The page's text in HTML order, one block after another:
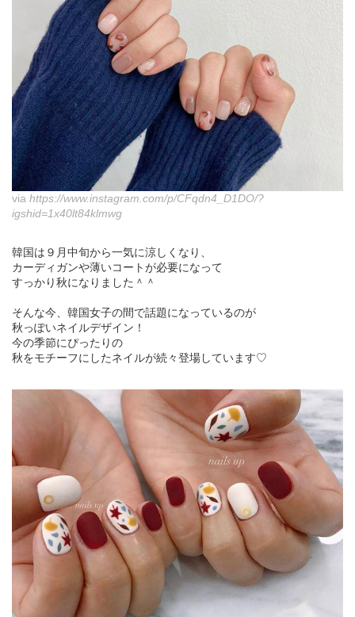
via https://www.instagram.com/p/CFqdn4_D1DO/?
igshid=1x40lt84klmwg
韓国は９月中旬から一気に涼しくなり、
カーディガンや薄いコートが必要になって
すっかり秋になりました＾＾
そんな今、韓国女子の間で話題になっているのが
秋っぽいネイルデザイン！
今の季節にぴったりの
秋をモチーフにしたネイルが続々登場しています♡